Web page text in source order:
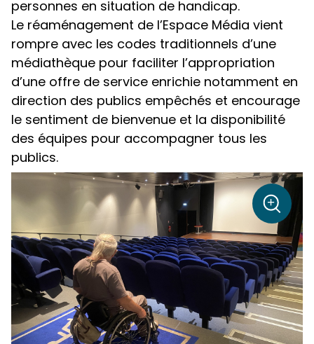
personnes en situation de handicap.
Le réaménagement de l’Espace Média vient
rompre avec les codes traditionnels d’une
médiathèque pour faciliter l’appropriation
d’une offre de service enrichie notamment en
direction des publics empêchés et encourage
le sentiment de bienvenue et la disponibilité
des équipes pour accompagner tous les
publics.
Zoom
+
sur la